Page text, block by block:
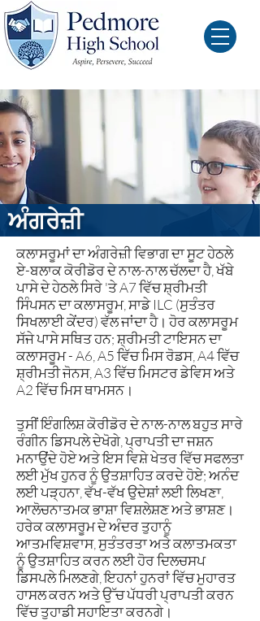
ਅੰਗਰੇਜ਼ੀ
ਕਲਾਸਰੂਮਾਂ ਦਾ ਅੰਗਰੇਜ਼ੀ ਵਿਭਾਗ ਦਾ ਸੂਟ ਹੇਠਲੇ
ਏ-ਬਲਾਕ ਕੋਰੀਡੋਰ ਦੇ ਨਾਲ-ਨਾਲ ਚੱਲਦਾ ਹੈ, ਖੱਬੇ
ਪਾਸੇ ਦੇ ਹੇਠਲੇ ਸਿਰੇ 'ਤੇ A7 ਵਿੱਚ ਸ਼੍ਰੀਮਤੀ
ਸਿੰਪਸਨ ਦਾ ਕਲਾਸਰੂਮ, ਸਾਡੇ ILC (ਸੁਤੰਤਰ
ਸਿਖਲਾਈ ਕੇਂਦਰ) ਵੱਲ ਜਾਂਦਾ ਹੈ। ਹੋਰ ਕਲਾਸਰੂਮ
ਸੱਜੇ ਪਾਸੇ ਸਥਿਤ ਹਨ; ਸ਼੍ਰੀਮਤੀ ਟਾਇਸਨ ਦਾ
ਕਲਾਸਰੂਮ - A6, A5 ਵਿੱਚ ਮਿਸ ਰੋਡਸ, A4 ਵਿੱਚ
ਸ਼੍ਰੀਮਤੀ ਜੋਨਸ, A3 ਵਿੱਚ ਮਿਸਟਰ ਡੇਵਿਸ ਅਤੇ
A2 ਵਿੱਚ ਮਿਸ ਥਾਮਸਨ।
ਤੁਸੀਂ ਇੰਗਲਿਸ਼ ਕੋਰੀਡੋਰ ਦੇ ਨਾਲ-ਨਾਲ ਬਹੁਤ ਸਾਰੇ
ਰੰਗੀਨ ਡਿਸਪਲੇ ਦੇਖੋਗੇ, ਪ੍ਰਾਪਤੀ ਦਾ ਜਸ਼ਨ
ਮਨਾਉਂਦੇ ਹੋਏ ਅਤੇ ਇਸ ਵਿਸ਼ੇ ਖੇਤਰ ਵਿੱਚ ਸਫਲਤਾ
ਲਈ ਮੁੱਖ ਹੁਨਰ ਨੂੰ ਉਤਸ਼ਾਹਿਤ ਕਰਦੇ ਹੋਏ; ਅਨੰਦ
ਲਈ ਪੜ੍ਹਨਾ, ਵੱਖ-ਵੱਖ ਉਦੇਸ਼ਾਂ ਲਈ ਲਿਖਣਾ,
ਆਲੋਚਨਾਤਮਕ ਭਾਸ਼ਾ ਵਿਸ਼ਲੇਸ਼ਣ ਅਤੇ ਭਾਸ਼ਣ।
ਹਰੇਕ ਕਲਾਸਰੂਮ ਦੇ ਅੰਦਰ ਤੁਹਾਨੂੰ
ਆਤਮਵਿਸ਼ਵਾਸ, ਸੁਤੰਤਰਤਾ ਅਤੇ ਕਲਾਤਮਕਤਾ
ਨੂੰ ਉਤਸ਼ਾਹਿਤ ਕਰਨ ਲਈ ਹੋਰ ਦਿਲਚਸਪ
ਡਿਸਪਲੇ ਮਿਲਣਗੇ, ਇਹਨਾਂ ਹੁਨਰਾਂ ਵਿੱਚ ਮੁਹਾਰਤ
ਹਾਸਲ ਕਰਨ ਅਤੇ ਉੱਚ ਪੱਧਰੀ ਪ੍ਰਾਪਤੀ ਕਰਨ
ਵਿੱਚ ਤੁਹਾਡੀ ਸਹਾਇਤਾ ਕਰਨਗੇ।